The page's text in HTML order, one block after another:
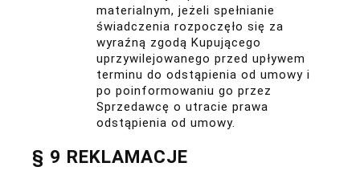
materialnym, jeżeli spełnianie
świadczenia rozpoczęło się za
wyraźną zgodą Kupującego
uprzywilejowanego przed upływem
terminu do odstąpienia od umowy i
po poinformowaniu go przez
Sprzedawcę o utracie prawa
odstąpienia od umowy.
§ 9 REKLAMACJE